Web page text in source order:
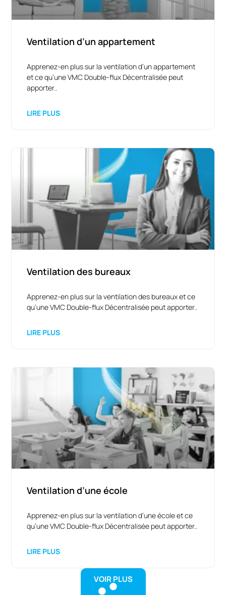
Ventilation d’un appartement
Apprenez-en plus sur la ventilation d’un appartement
et ce qu’une VMC Double-flux Décentralisée peut
apporter..
LIRE PLUS
Ventilation des bureaux
Apprenez-en plus sur la ventilation des bureaux et ce
qu’une VMC Double-flux Décentralisée peut apporter..
LIRE PLUS
Ventilation d’une école
Apprenez-en plus sur la ventilation d’une école et ce
qu’une VMC Double-flux Décentralisée peut apporter..
LIRE PLUS
VOIR PLUS